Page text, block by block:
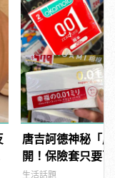
唐吉訶德神秘「
開！保險套只要
鏡？
生活話題